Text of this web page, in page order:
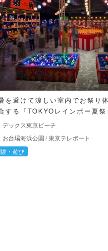
を避けて涼しい室内でお祭り
する『TOKYOレインボー夏祭
デックス東京ビーチ
お台場海浜公園 /東京テレポート
・遊び